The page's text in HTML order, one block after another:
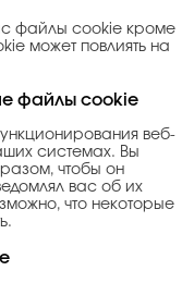
файлы cookie кроме
может повлиять на
файлы cookie
веб-
системах. Вы
чтобы он
вас об их
что некоторые